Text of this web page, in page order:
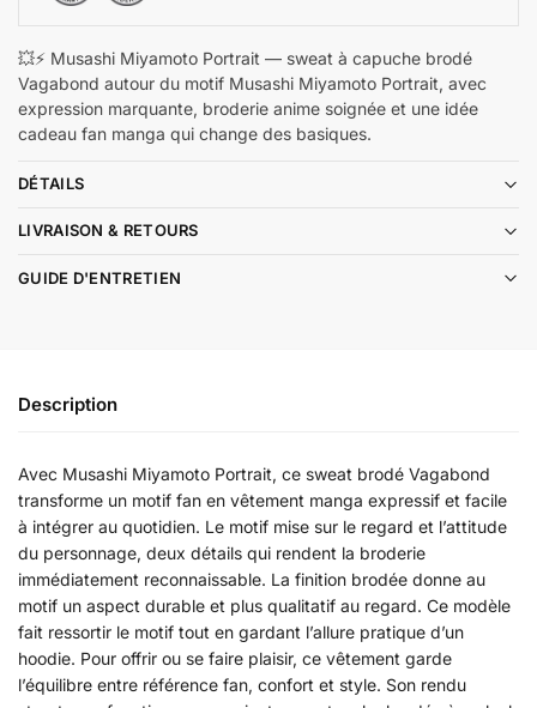
💥⚡ Musashi Miyamoto Portrait — sweat à capuche brodé
Vagabond autour du motif Musashi Miyamoto Portrait, avec
expression marquante, broderie anime soignée et une idée
cadeau fan manga qui change des basiques.
DÉTAILS
LIVRAISON & RETOURS
GUIDE D'ENTRETIEN
Description
Avec Musashi Miyamoto Portrait, ce sweat brodé Vagabond
transforme un motif fan en vêtement manga expressif et facile
à intégrer au quotidien. Le motif mise sur le regard et l’attitude
du personnage, deux détails qui rendent la broderie
immédiatement reconnaissable. La finition brodée donne au
motif un aspect durable et plus qualitatif au regard. Ce modèle
fait ressortir le motif tout en gardant l’allure pratique d’un
hoodie. Pour offrir ou se faire plaisir, ce vêtement garde
l’équilibre entre référence fan, confort et style. Son rendu